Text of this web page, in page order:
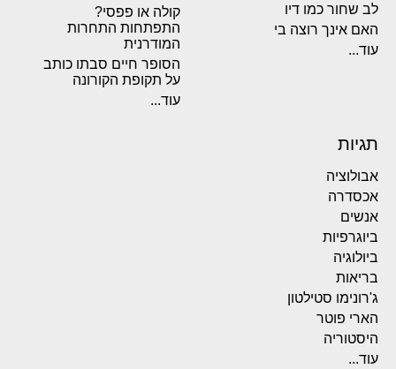
לב שחור כמו דיו
האם אינך רוצה בי
עוד...
קולה או פפסי?
התפתחות התחרות
המודרנית
הסופר חיים סבתו כותב
על תקופת הקורונה
עוד...
תגיות
אבולוציה
אכסדרה
אנשים
ביוגרפיות
ביולוגיה
בריאות
ג'רונימו סטילטון
הארי פוטר
היסטוריה
עוד...